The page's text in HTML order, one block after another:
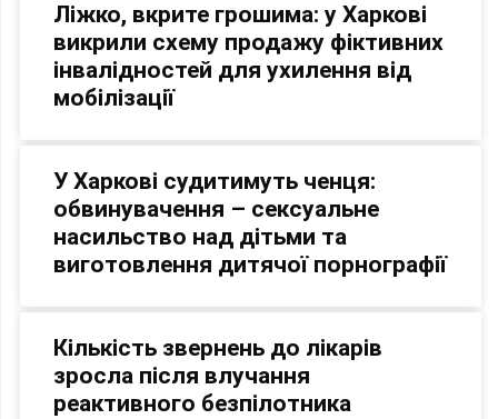
Ліжко, вкрите грошима: у Харкові
викрили схему продажу фіктивних
інвалідностей для ухилення від
мобілізації
У Харкові судитимуть ченця:
обвинувачення – сексуальне
насильство над дітьми та
виготовлення дитячої порнографії
Кількість звернень до лікарів
зросла після влучання
реактивного безпілотника